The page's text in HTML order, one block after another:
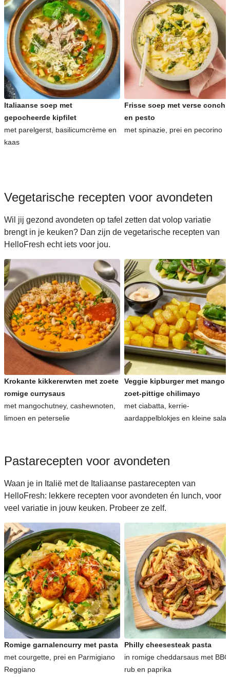
Italiaanse soep met
gepocheerde kipfilet
met parelgerst, basilicumcrème en
kaas
Frisse soep met verse
en pesto
met spinazie, prei en pecorino
Vegetarische recepten voor avondeten
Wil jij gezond avondeten op tafel zetten dat volop variatie
brengt in je keuken? Dan zijn de vegetarische recepten van
HelloFresh echt iets voor jou.
Krokante kikkererwten met zoete
romige currysaus
met mangochutney, cashewnoten,
limoen en peterselie
Veggie kipburger met mango
zoet-pittige chilimayo
met ciabatta, kerrie-
aardappelblokjes en kleine
Pastarecepten voor avondeten
Waan je in Italië met de Italiaanse pastarecepten van
HelloFresh: lekkere recepten voor avondeten én lunch, voor
veel variatie in jouw keuken. Probeer ze zelf.
Romige garnalencurry met pasta
met courgette, prei en Parmigiano
Reggiano
Philly cheesesteak pasta
in romige cheddarsaus met
rub en paprika